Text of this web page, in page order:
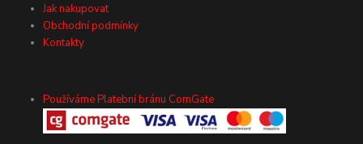
Jak nakupovat
Obchodní podmínky
Kontakty
Používáme Platební bránu ComGate